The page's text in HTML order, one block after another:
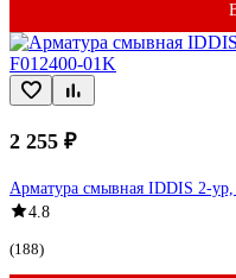
2 255 ₽
Арматура смывная IDDIS 2-
4.8
(188)